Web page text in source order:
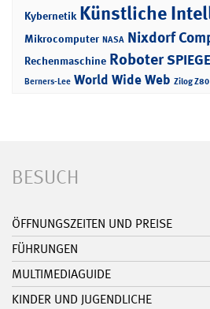
Kybernetik Künstliche
Mikrocomputer NASA Nixdorf
Rechenmaschine Roboter
Berners-Lee World Wide Web Zilog Z80
BESUCH
ÖFFNUNGSZEITEN UND PREISE
FÜHRUNGEN
MULTIMEDIAGUIDE
KINDER UND JUGENDLICHE